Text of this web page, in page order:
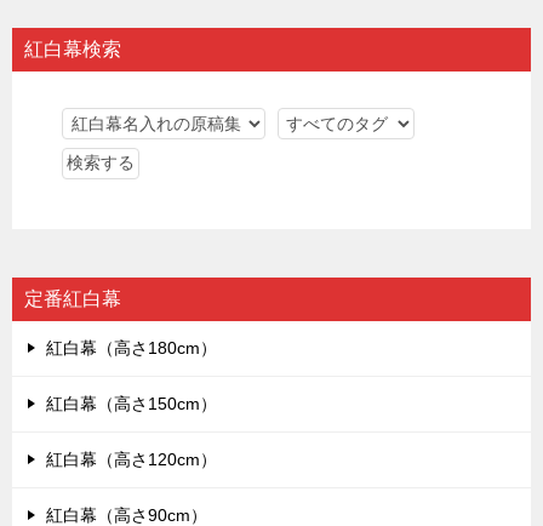
紅白幕検索
定番紅白幕
紅白幕（高さ180cm）
紅白幕（高さ150cm）
紅白幕（高さ120cm）
紅白幕（高さ90cm）